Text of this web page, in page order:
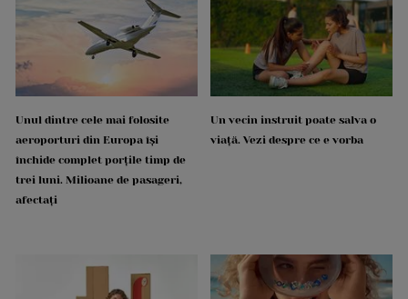
Unul dintre cele mai folosite
aeroporturi din Europa își
închide complet porțile timp de
trei luni. Milioane de pasageri,
afectați
Un vecin instruit poate salva o
viață. Vezi despre ce e vorba